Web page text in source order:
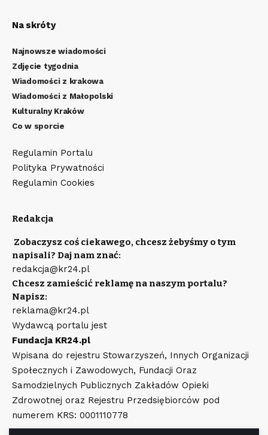
Na skróty
Najnowsze wiadomości
Zdjęcie tygodnia
Wiadomości z krakowa
Wiadomości z Małopolski
Kulturalny Kraków
Co w sporcie
Regulamin Portalu
Polityka Prywatności
Regulamin Cookies
Redakcja
Zobaczysz coś ciekawego, chcesz żebyśmy o tym
napisali? Daj nam znać:
redakcja@kr24.pl
Chcesz zamieścić reklamę na naszym portalu?
Napisz:
reklama@kr24.pl
Wydawcą portalu jest
Fundacja KR24.pl
Wpisana do rejestru Stowarzyszeń, Innych Organizacji
Społecznych i Zawodowych, Fundacji Oraz
Samodzielnych Publicznych Zakładów Opieki
Zdrowotnej oraz Rejestru Przedsiębiorców pod
numerem KRS: 0001110778